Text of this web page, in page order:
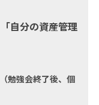
自分の資産管理
強会終了後、個